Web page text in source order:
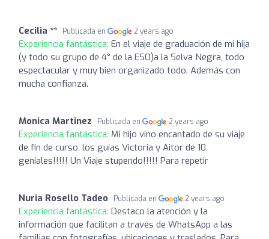
Cecilia ** Publicada en 2 years ago
Experiencia fantástica: En el viaje de graduación de mi hija
(y todo su grupo de 4° de la ESO)a la Selva Negra, todo
espectacular y muy bien organizado todo. Además con
mucha confianza.
Monica Martinez Publicada en 2 years ago
Experiencia fantástica: Mi hijo vino encantado de su viaje
de fin de curso, los guías Victoria y Aitor de 10
geniales!!!!! Un Viaje stupendo!!!!! Para repetir
Nuria Rosello Tadeo Publicada en 2 years ago
Experiencia fantástica: Destaco la atención y la
información que facilitan a través de WhatsApp a las